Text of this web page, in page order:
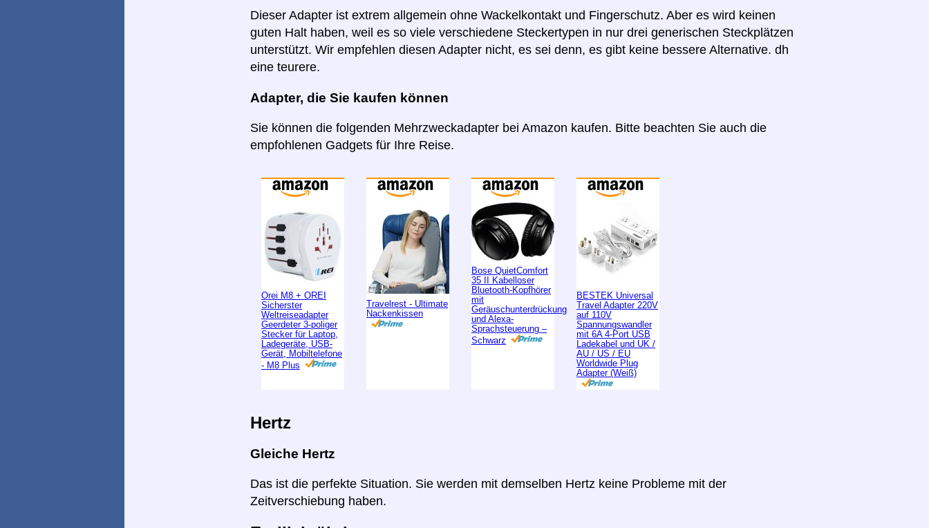
Dieser Adapter ist extrem allgemein ohne Wackelkontakt und Fingerschutz. Aber es wird keinen
guten Halt haben, weil es so viele verschiedene Steckertypen in nur drei generischen Steckplätzen
unterstützt. Wir empfehlen diesen Adapter nicht, es sei denn, es gibt keine bessere Alternative. dh
eine teurere.
Adapter, die Sie kaufen können
Sie können die folgenden Mehrzweckadapter bei Amazon kaufen. Bitte beachten Sie auch die
empfohlenen Gadgets für Ihre Reise.
Orei M8 + OREI
Sicherster
Weltreiseadapter
Geerdeter 3-poliger
Stecker für Laptop,
Ladegeräte, USB-
Gerät, Mobiltelefone
- M8 Plus
Travelrest - Ultimate
Nackenkissen
Bose QuietComfort
35 II Kabelloser
Bluetooth-Kopfhörer
mit
Geräuschunterdrückung
und Alexa-
Sprachsteuerung –
Schwarz
BESTEK Universal
Travel Adapter 220V
auf 110V
Spannungswandler
mit 6A 4-Port USB
Ladekabel und UK /
AU / US / EU
Worldwide Plug
Adapter (Weiß)
Hertz
Gleiche Hertz
Das ist die perfekte Situation. Sie werden mit demselben Hertz keine Probleme mit der
Zeitverschiebung haben.